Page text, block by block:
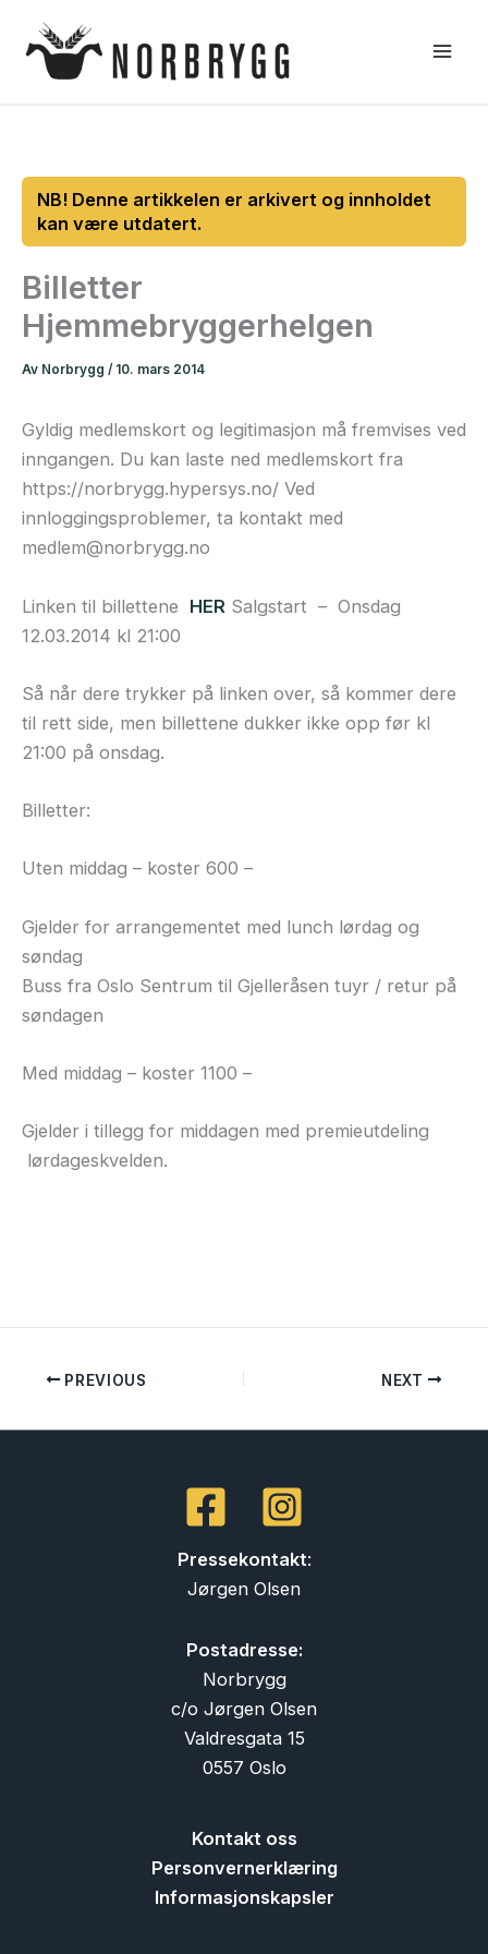
rett
Billetter
Hjemmebryggerhelgen
Av Norbrygg / 10. mars 2014
Gyldig medlemskort og legitimasjon må fremvises ved
inngangen. Du kan laste ned medlemskort fra
https://norbrygg.hypersys.no/ Ved
innloggingsproblemer, ta kontakt med
medlem@norbrygg.no
Linken til billettene HER Salgstart – Onsdag
12.03.2014 kl 21:00
Så når dere trykker på linken over, så kommer dere
til rett side, men billettene dukker ikke opp før kl
21:00 på onsdag.
Billetter:
Uten middag – koster 600 –
Gjelder for arrangementet med lunch lørdag og
søndag
Buss fra Oslo Sentrum til Gjelleråsen tuyr / retur på
søndagen
Med middag – koster 1100 –
Gjelder i tillegg for middagen med premieutdeling
lørdageskvelden.
PREVIOUS NEXT
Pressekontakt:
Jørgen Olsen
Postadresse:
Norbrygg
c/o Jørgen Olsen
Valdresgata 15
0557 Oslo
Kontakt oss
Personvernerklæring
Informasjonskapsler